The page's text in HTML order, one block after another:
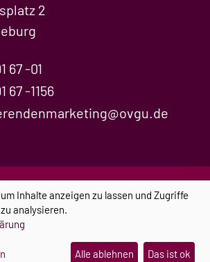
2
67 -01
67 -1156
Cookie-
Einstellungen
Inhalte anzeigen zu lassen und Zugriffe
analysieren.
Alle ablehnen Das ist ok